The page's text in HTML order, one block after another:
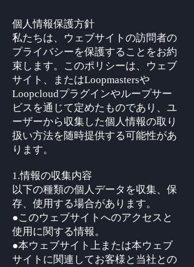
個人情報保護方針
私たちは、ウェブサイトの訪問者の
プライバシーを保護することをお約
束します。このポリシーは、ウェブ
サイト、またはLoopmastersや
Loopcloudプラグインやループサー
ビスを通じて定めたものであり、ユ
ーザーから収集した個人情報の取り
扱い方法を随時提供する可能性があ
ります。
1.情報の収集内容
以下の種類の個人データを収集、保
存、使用する場合があります。
●このウェブサイトへのアクセスと
使用に関する情報。
●本ウェブサイト上または本ウェブ
サイトに関連してお客様と当社との